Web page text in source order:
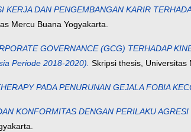
DAN PENGEMBANGAN KARIR
Mercu Buana Yogyakarta.
GOVERNANCE (GCG) TERHADAP
Periode 2018-2020). Skripsi thesis, Universitas
PADA PENURUNAN GEJALA FOBIA
KONFORMITAS DENGAN PERILAKU